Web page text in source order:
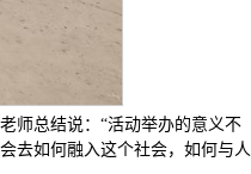
师总结说：“活动举办的意义不
去如何融入这个社会，如何与人